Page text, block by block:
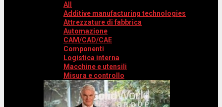
All
Additive manufacturing technologies
Attrezzature di fabbrica
Automazione
CAM/CAD/CAE
Componenti
Logistica interna
Macchine e utensili
Misura e controllo